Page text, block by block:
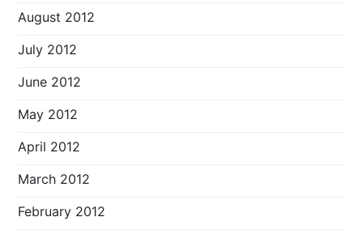
August 2012
July 2012
June 2012
May 2012
April 2012
March 2012
February 2012